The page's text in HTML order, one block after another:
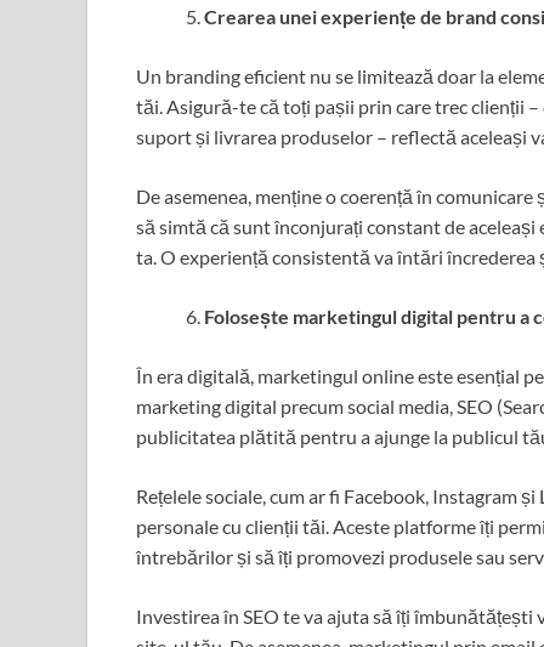
Crearea unei experiențe de brand
Un branding eficient nu se limitează doar la
tăi. Asigură-te că toți pașii prin care trec clienții
suport și livrarea produselor – reflectă aceleași
De asemenea, menține o coerență în
să simtă că sunt înconjurați constant de
ta. O experiență consistentă va întări
Folosește marketingul digital pentru a
În era digitală, marketingul online este esențial
marketing digital precum social media, SEO
publicitatea plătită pentru a ajunge la publicul
Rețelele sociale, cum ar fi Facebook, Instagram
personale cu clienții tăi. Aceste platforme îți
întrebărilor și să îți promovezi produsele sau
Investirea în SEO te va ajuta să îți